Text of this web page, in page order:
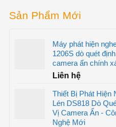
Sản Phẩm Mới
Máy phát hiện
1206S dò quét
camera ẩn chính
Liên hệ
Thiết Bị Phát Hiện
Lén DS818 Dò
Vị Camera Ẩn -
Nghệ Mới